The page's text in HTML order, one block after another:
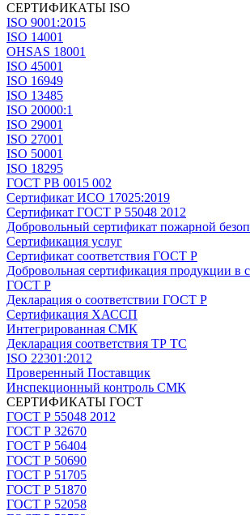
СЕРТИФИКАТЫ ISO
ISO 9001:2015
ISO 14001
OHSAS 18001
ISO 45001
ISO 16949
ISO 13485
ISO 20000:1
ISO 29001
ISO 27001
ISO 50001
ISO 18295
ГОСТ РВ 0015 002
Сертификат ИСО 17025:2019
Сертификат ГОСТ Р 55048 2012
Добровольный сертификат пожарной
Сертификация услуг
Сертификат соответствия ГОСТ Р
Добровольная сертификация продукции в
ГОСТ Р
Декларация о соответствии ГОСТ Р
Сертификация ХАССП
Интегрированная СМК
Декларация соответствия ТР ТС
ISO 22301:2012
Проверенный Поставщик
Инспекционный контроль СМК
СЕРТИФИКАТЫ ГОСТ
ГОСТ Р 55048 2012
ГОСТ Р 32670
ГОСТ Р 56404
ГОСТ Р 50690
ГОСТ Р 51705
ГОСТ Р 51870
ГОСТ Р 52058